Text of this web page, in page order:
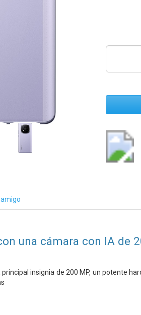
una cámara con IA de
insignia de 200 MP, un potente